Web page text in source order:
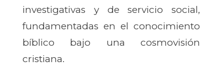
investigativas y de servicio social,
fundamentadas en el conocimiento
bíblico bajo una cosmovisión
cristiana.